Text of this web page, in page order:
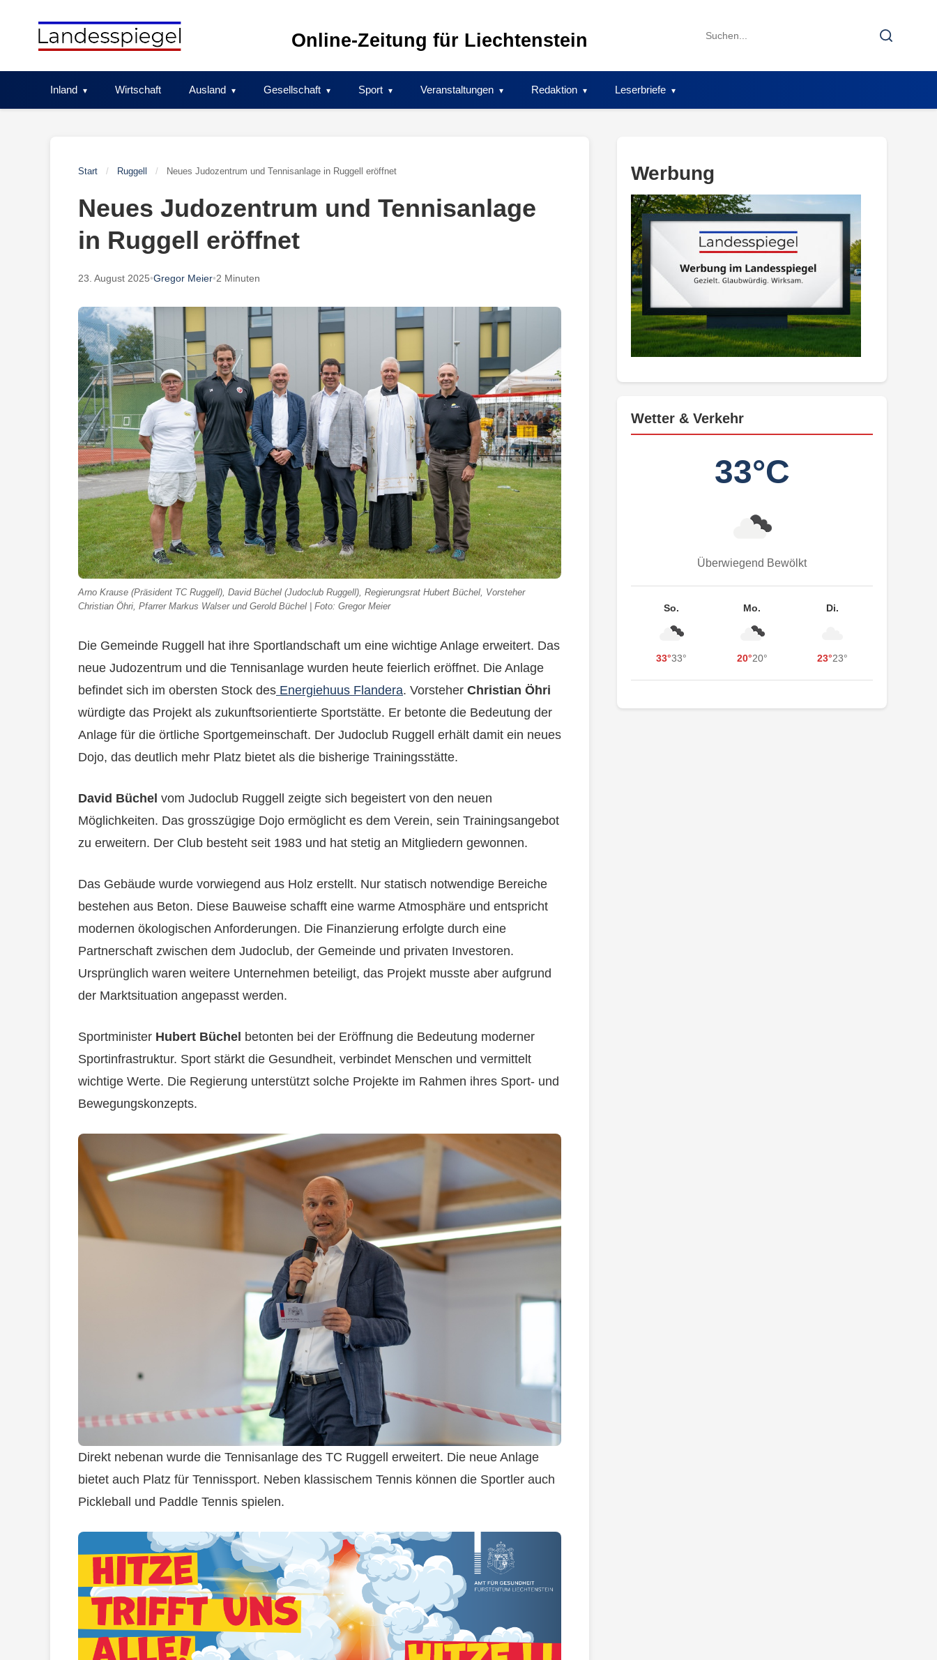
Online-Zeitung für Liechtenstein
Search
Search
Inland Wirtschaft Ausland Gesellschaft Sport Veranstaltungen Redaktion Leserbriefe
Start / Ruggell / Neues Judozentrum und Tennisanlage in Ruggell eröffnet
Neues Judozentrum und Tennisanlage
in Ruggell eröffnet
23. August 2025•Gregor Meier•2 Minuten
Arno Krause (Präsident TC Ruggell), David Büchel (Judoclub Ruggell), Regierungsrat Hubert Büchel, Vorsteher
Christian Öhri, Pfarrer Markus Walser und Gerold Büchel | Foto: Gregor Meier
Die Gemeinde Ruggell hat ihre Sportlandschaft um eine wichtige Anlage erweitert. Das
neue Judozentrum und die Tennisanlage wurden heute feierlich eröffnet. Die Anlage
befindet sich im obersten Stock des Energiehuus Flandera. Vorsteher Christian Öhri
würdigte das Projekt als zukunftsorientierte Sportstätte. Er betonte die Bedeutung der
Anlage für die örtliche Sportgemeinschaft. Der Judoclub Ruggell erhält damit ein neues
Dojo, das deutlich mehr Platz bietet als die bisherige Trainingsstätte.
David Büchel vom Judoclub Ruggell zeigte sich begeistert von den neuen
Möglichkeiten. Das grosszügige Dojo ermöglicht es dem Verein, sein Trainingsangebot
zu erweitern. Der Club besteht seit 1983 und hat stetig an Mitgliedern gewonnen.
Das Gebäude wurde vorwiegend aus Holz erstellt. Nur statisch notwendige Bereiche
bestehen aus Beton. Diese Bauweise schafft eine warme Atmosphäre und entspricht
modernen ökologischen Anforderungen. Die Finanzierung erfolgte durch eine
Partnerschaft zwischen dem Judoclub, der Gemeinde und privaten Investoren.
Ursprünglich waren weitere Unternehmen beteiligt, das Projekt musste aber aufgrund
der Marktsituation angepasst werden.
Sportminister Hubert Büchel betonten bei der Eröffnung die Bedeutung moderner
Sportinfrastruktur. Sport stärkt die Gesundheit, verbindet Menschen und vermittelt
wichtige Werte. Die Regierung unterstützt solche Projekte im Rahmen ihres Sport- und
Bewegungskonzepts.
Direkt nebenan wurde die Tennisanlage des TC Ruggell erweitert. Die neue Anlage
bietet auch Platz für Tennissport. Neben klassischem Tennis können die Sportler auch
Pickleball und Paddle Tennis spielen.
Werbung
Wetter & Verkehr
33°C
Überwiegend Bewölkt
So.
33°33°
Mo.
20°20°
Di.
23°23°